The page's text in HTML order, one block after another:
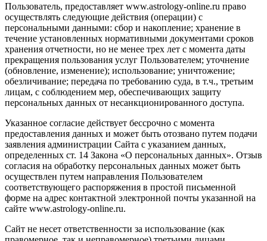
Пользователь, предоставляет www.astrology-online.ru право
осуществлять следующие действия (операции) с
персональными данными: сбор и накопление; хранение в
течение установленных нормативными документами сроков
хранения отчетности, но не менее трех лет с момента даты
прекращения пользования услуг Пользователем; уточнение
(обновление, изменение); использование; уничтожение;
обезличивание; передача по требованию суда, в т.ч., третьим
лицам, с соблюдением мер, обеспечивающих защиту
персональных данных от несанкционированного доступа.
Указанное согласие действует бессрочно с момента
предоставления данных и может быть отозвано путем подачи
заявления администрации Сайта с указанием данных,
определенных ст. 14 Закона «О персональных данных». Отзыв
согласия на обработку персональных данных может быть
осуществлен путем направления Пользователем
соответствующего распоряжения в простой письменной
форме на адрес контактной электронной почты указанной на
сайте www.astrology-online.ru.
Сайт не несет ответственности за использование (как